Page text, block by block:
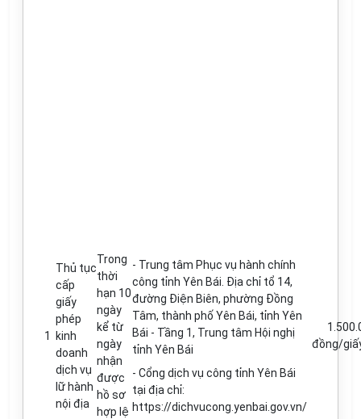
1
Thủ tục
cấp
giấy
phép
kinh
doanh
dịch vụ
ữ hành
nội địa
Trong
thời
hạn 10
ngày
kể từ
ngày
nhận
được
hồ sơ
hợp lệ
- Trung tâm Phục vụ hành chính
công tỉnh Yên Bái. Địa chỉ tổ 14,
đường Điện Biên, phường Đồng
Tâm, thành phố Yên Bái, tỉnh Yên
Bái - Tầng 1, Trung tâm Hội nghị
tỉnh Yên Bái
- Cổng dịch vụ công tỉnh Yên Bái
tại địa chỉ:
https://dichvucong.yenbai.gov.vn/
đồng/